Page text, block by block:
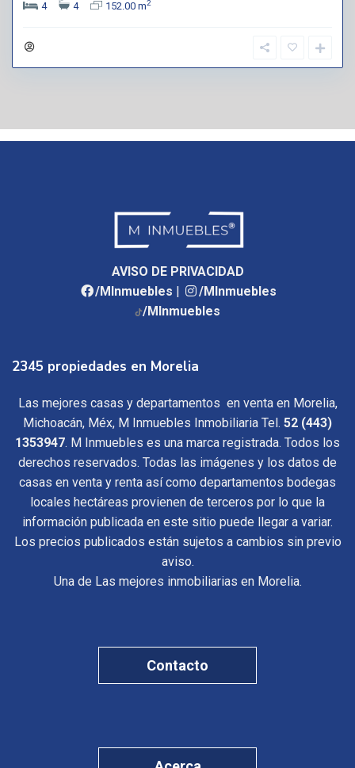
4
4 152.00 m2
AVISO DE PRIVACIDAD
/MInmuebles |
/MInmuebles
/MInmuebles
2345 propiedades en Morelia
Las mejores casas y departamentos en venta en Morelia,
Michoacán, Méx, M Inmuebles Inmobiliaria Tel. 52 (443)
1353947. M Inmuebles es una marca registrada. Todos los
derechos reservados. Todas las imágenes y los datos de
casas en venta y renta así como departamentos bodegas
locales hectáreas provienen de terceros por lo que la
información publicada en este sitio puede llegar a variar.
Los precios publicados están sujetos a cambios sin previo
aviso.
Una de Las mejores inmobiliarias en Morelia.